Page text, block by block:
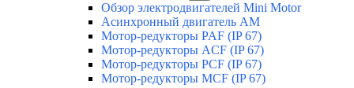
Обзор электродвигателей Mini Motor
Асинхронный двигатель AM
Мотор-редукторы PAF (IP 67)
Мотор-редукторы ACF (IP 67)
Мотор-редукторы PCF (IP 67)
Мотор-редукторы MCF (IP 67)